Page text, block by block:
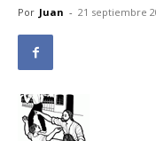
Por Juan - 21 septiembre